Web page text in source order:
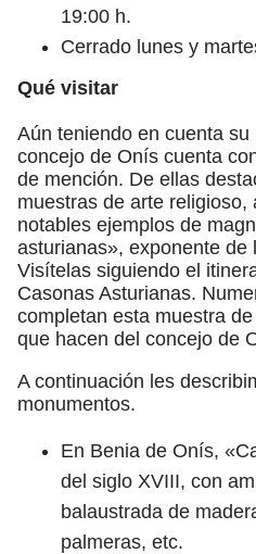
19:00 h.
Cerrado lunes y
Qué visitar
Aún teniendo en cuenta
concejo de Onís cuenta
de mención. De ellas
muestras de arte religioso,
notables ejemplos de
asturianas», exponente de
Visítelas siguiendo el
Casonas Asturianas.
completan esta muestra
que hacen del concejo de
A continuación les
monumentos.
En Benia de Onís,
del siglo XVIII, con
balaustrada de
palmeras, etc.